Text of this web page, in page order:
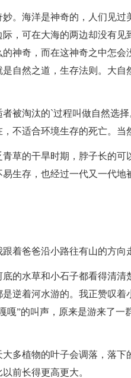
。海洋是神奇的，人们见过
，可在大海的两边却没有见
神奇，而在这神奇之中怎会
自然之道，生存法则。大自
被淘汰的`过程叫做自然选
不适合环境生存的死亡。当
草的干旱时期，脖子长的可
生存，也经过一代又一代地
着爸爸沿小路往有山的方向
的水草和小石子都看得清清
逆着河水游的。我正赞叹着
嘎”的叫声，原来是游来了一
多植物的叶子会调落，落下
前长得更高更大。